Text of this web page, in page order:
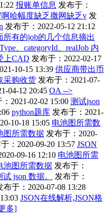
报账单信息 发布于：
哈幅度缺乏撒网缺乏v 发
发布于：2022-05-12 21:12
有的job的几个信息摘出
、categoryId、realJob 内
上CAD 发布于：2022-02-17
10-15 13:39 供应商带出币
采购收货 发布于：2021-07-
04-12 20:45 OA -->
2021-02-02 15:00 测试json
python题库 发布于：2021-
10-18 15:05 电池图所需数
图所需数据 发布于：2020-
：2020-09-20 13:57 JSON
09-16 12:10 电池图所需
池图所需数据 发布于：
json 数据。
发布于：
布于：2020-07-08 13:28
JSON在线解析,JSON格
多]